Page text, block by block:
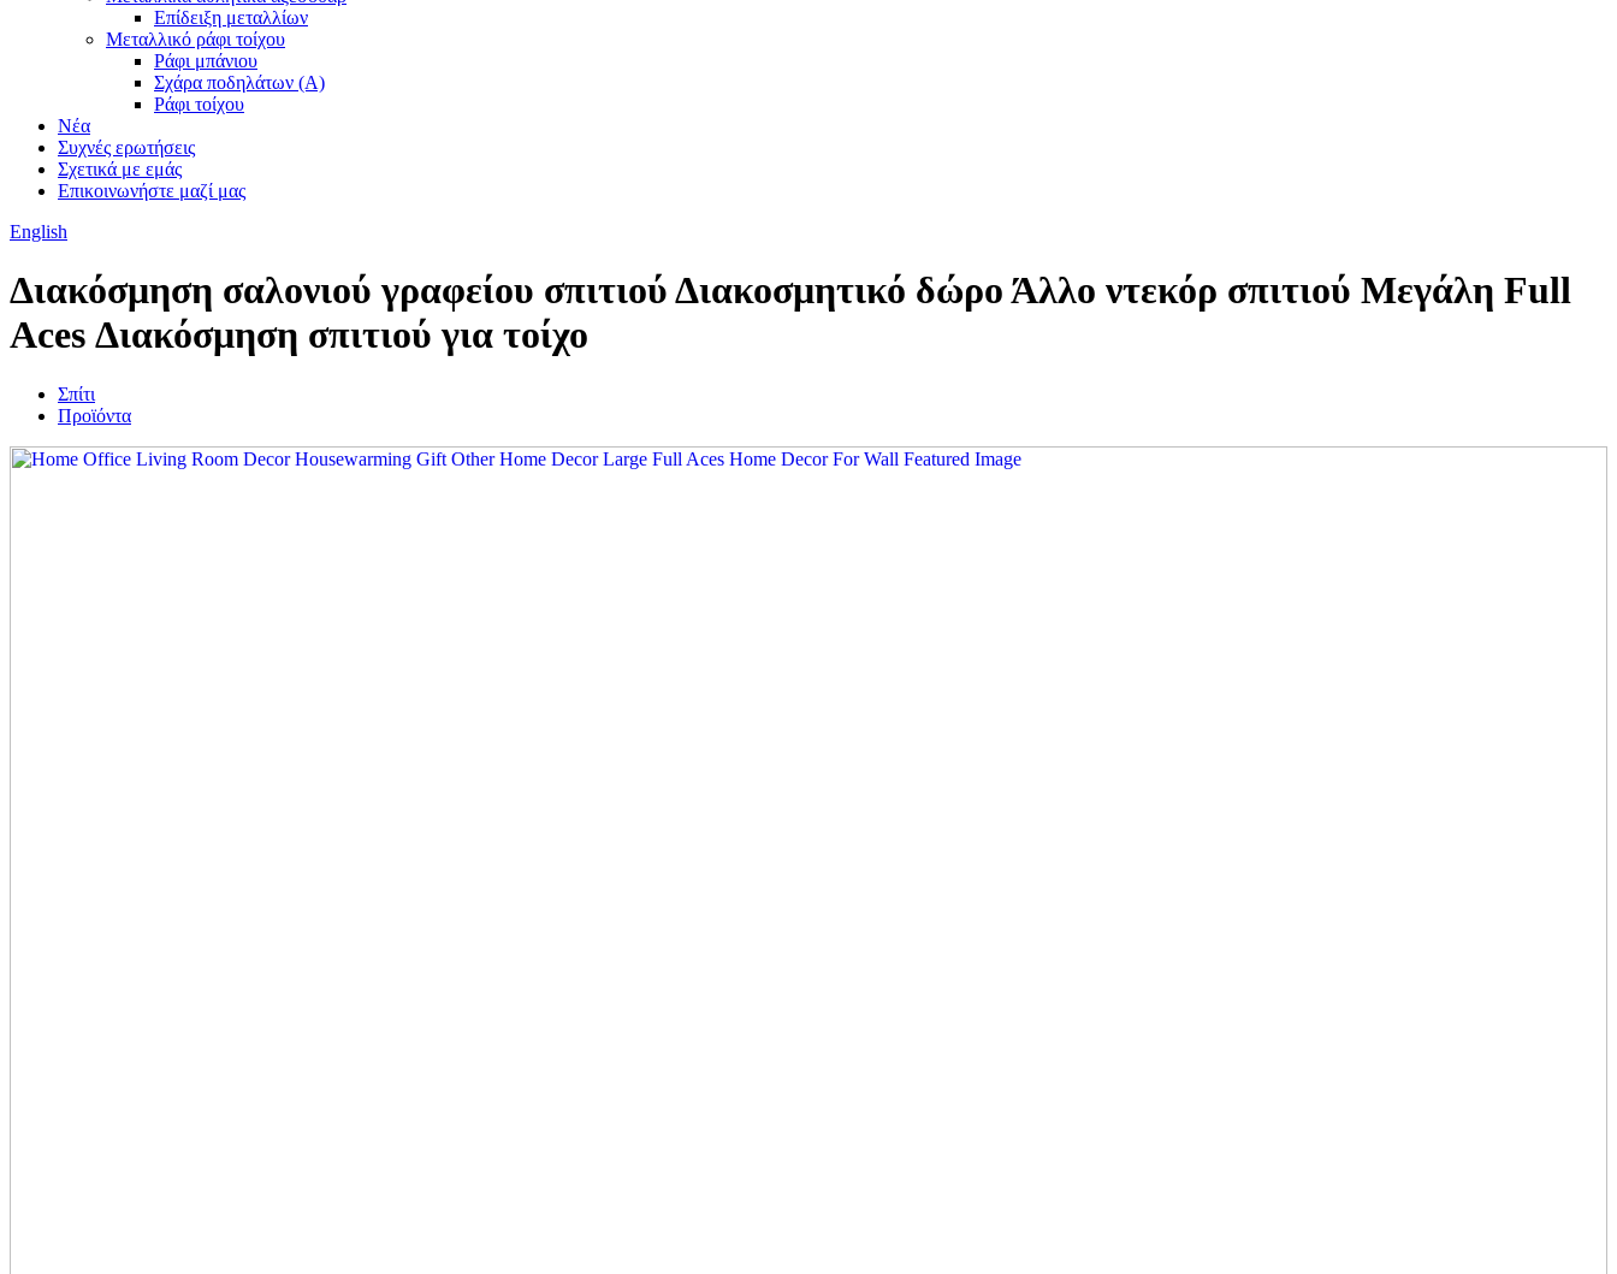
Επίδειξη μεταλλίων
Μεταλλικό ράφι τοίχου
Ράφι μπάνιου
Σχάρα ποδηλάτων (Α)
Ράφι τοίχου
Νέα
Συχνές ερωτήσεις
Σχετικά με εμάς
Επικοινωνήστε μαζί μας
English
Διακόσμηση σαλονιού γραφείου σπιτιού Διακοσμητικό δώρο Άλλο ντεκόρ σπιτιού Μεγάλη Full
Aces Διακόσμηση σπιτιού για τοίχο
Σπίτι
Προϊόντα